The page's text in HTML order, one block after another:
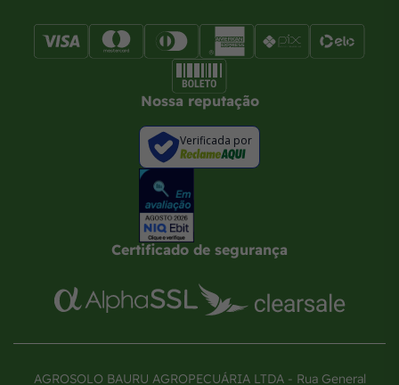
Nossa reputação
Verificada por
Certificado de segurança
AGROSOLO BAURU AGROPECUÁRIA LTDA - Rua General